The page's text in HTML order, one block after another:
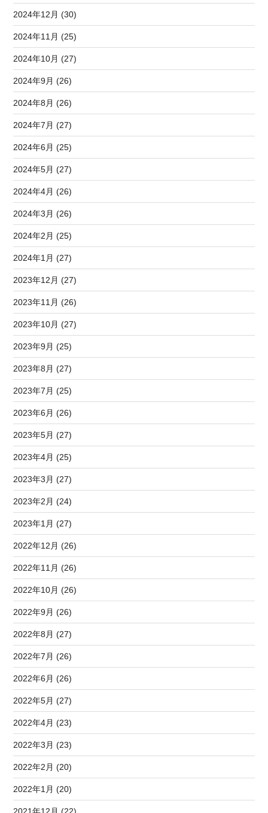
2024年12月 (30)
2024年11月 (25)
2024年10月 (27)
2024年9月 (26)
2024年8月 (26)
2024年7月 (27)
2024年6月 (25)
2024年5月 (27)
2024年4月 (26)
2024年3月 (26)
2024年2月 (25)
2024年1月 (27)
2023年12月 (27)
2023年11月 (26)
2023年10月 (27)
2023年9月 (25)
2023年8月 (27)
2023年7月 (25)
2023年6月 (26)
2023年5月 (27)
2023年4月 (25)
2023年3月 (27)
2023年2月 (24)
2023年1月 (27)
2022年12月 (26)
2022年11月 (26)
2022年10月 (26)
2022年9月 (26)
2022年8月 (27)
2022年7月 (26)
2022年6月 (26)
2022年5月 (27)
2022年4月 (23)
2022年3月 (23)
2022年2月 (20)
2022年1月 (20)